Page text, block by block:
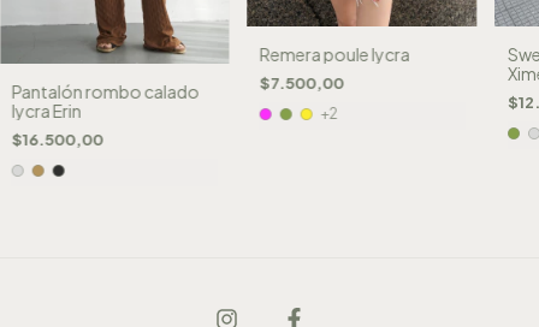
Pantalón rombo calado
lycra Erin
$16.500,00
Remera poule lycra
$7.500,00
+2